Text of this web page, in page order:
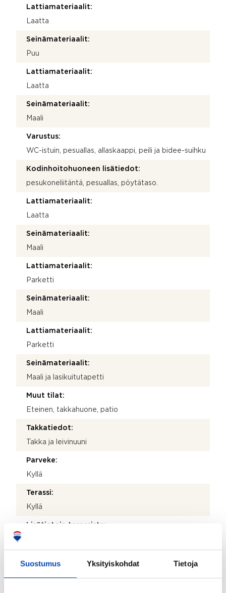
Suostumus Yksityiskohdat Tietoja
Lattiamateriaalit:
Laatta
Seinämateriaalit:
Puu
Lattiamateriaalit:
Laatta
Seinämateriaalit:
Maali
Varustus:
WC-istuin, pesuallas, allaskaappi, peili ja bidee-suihku
Kodinhoitohuoneen lisätiedot:
pesukoneliitäntä, pesuallas, pöytätaso.
Lattiamateriaalit:
Laatta
Seinämateriaalit:
Maali
Lattiamateriaalit:
Parketti
Seinämateriaalit:
Maali
Lattiamateriaalit:
Parketti
Seinämateriaalit:
Maali ja lasikuitutapetti
Muut tilat:
Eteinen, takkahuone, patio
Takkatiedot:
Takka ja leivinuuni
Parveke:
Kyllä
Terassi:
Kyllä
Lisätietoja terassista: